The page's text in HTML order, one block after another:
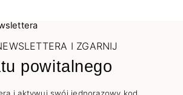
I ZGARNIJ
powitalnego